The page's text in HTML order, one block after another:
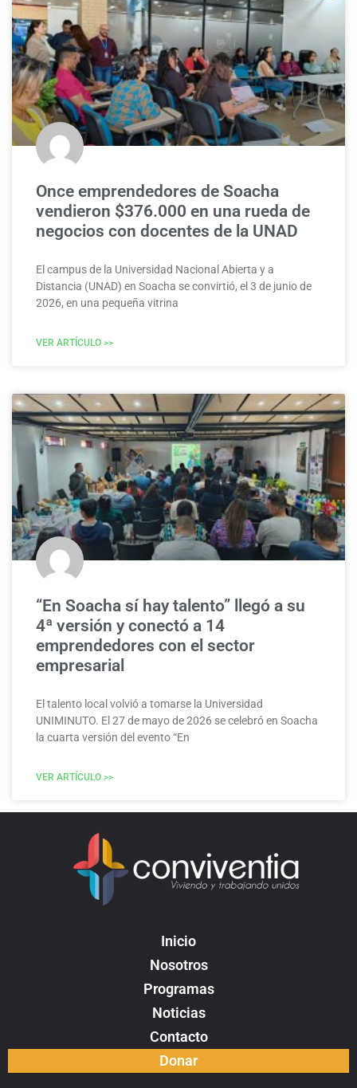
Once emprendedores de Soacha
vendieron $376.000 en una rueda de
negocios con docentes de la UNAD
El campus de la Universidad Nacional Abierta y a
Distancia (UNAD) en Soacha se convirtió, el 3 de junio de
2026, en una pequeña vitrina
VER ARTÍCULO >>
“En Soacha sí hay talento” llegó a su
4ª versión y conectó a 14
emprendedores con el sector
empresarial
El talento local volvió a tomarse la Universidad
UNIMINUTO. El 27 de mayo de 2026 se celebró en Soacha
la cuarta versión del evento “En
VER ARTÍCULO >>
Inicio
Nosotros
Programas
Noticias
Contacto
Donar